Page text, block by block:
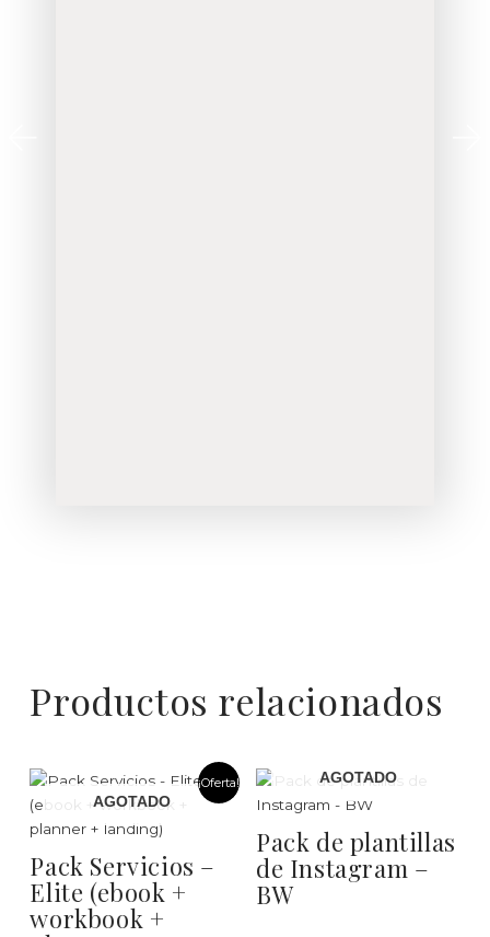
Productos relacionados
¡Oferta!
AGOTADO
Pack Servicios –
Elite (ebook +
workbook +
EL
PRECIO
ORIGINAL
ERA:
EL
PRECIO
ACTUAL
AGOTADO
Pack de plantillas
de Instagram –
BW